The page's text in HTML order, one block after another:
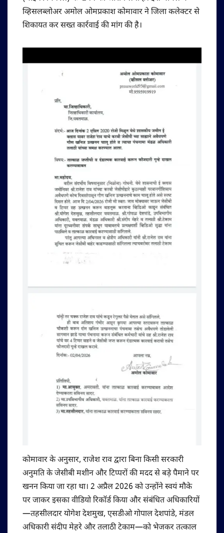
व्हिसलब्लोअर अमोल ओमप्रकाश कोमावार ने जिला कलेक्टर से
शिकायत कर सख्त कार्रवाई की मांग की है।
कोमावार के अनुसार, राजेश राव द्वारा बिना किसी सरकारी
अनुमति के जेसीबी मशीन और टिप्परों की मदद से बड़े पैमाने पर
खनन किया जा रहा था। 2 अप्रैल 2026 को उन्होंने स्वयं मौके
पर जाकर इसका वीडियो रिकॉर्ड किया और संबंधित अधिकारियों
—तहसीलदार योगेश देशमुख, एसडीओ गोपाल देशपांडे, मंडल
अधिकारी संदीप मेहरे और तलाठी टेकाम—को भेजकर तत्काल